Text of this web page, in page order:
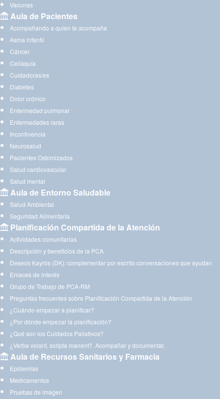
Vacunas
Aula de Pacientes
Acompañando a quien te acompaña
Asma infantil
Cáncer
Celiaquía
Cuidadoras/es
Diabetes
Dolor crónico
Enfermedad pulmonar
Enfermedades raras
Incontinencia
Neurosalud
Pacientes Ostomizados
Salud cardiovascular
Salud mental
Aula de Entorno Saludable
Salud Ambiental
Seguridad Alimentaria
Planificación Compartida de la Atención
Actividades comunitarias
Descripción y beneficios de la PCA
Deseos Kayrós (DK): complementar por escrito conversaciones que ayudan
Enlaces de interés
Grupo de Trabajo de PCA-RM
Preguntas frecuentes sobre Planificación Compartida de la Atención
¿Cuándo empezar a planificar?
¿Por dónde empezar la planificación?
¿Qué son los Cuidados Paliativos?
¿Verba volant, scripta manent?. Acompañar y documentar.
Aula de Recursos Sanitarios y Farmacia
Epidemias
Medicamentos
Pruebas de imagen